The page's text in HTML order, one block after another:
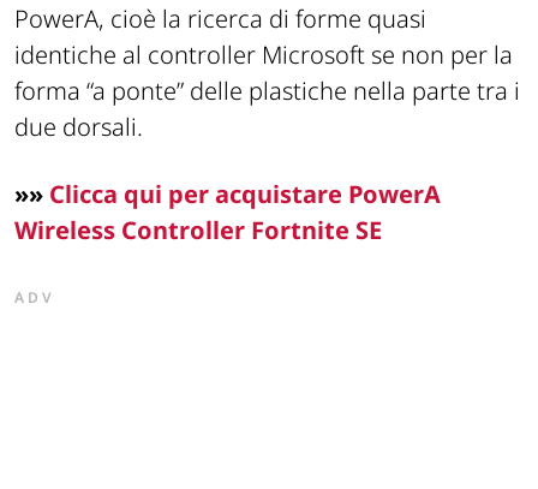
PowerA, cioè la ricerca di forme quasi
identiche al controller Microsoft se non per la
forma “a ponte” delle plastiche nella parte tra i
due dorsali.
»» Clicca qui per acquistare PowerA
Wireless Controller Fortnite SE
ADV